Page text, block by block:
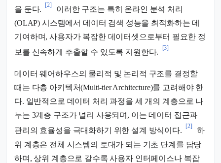
을 둔다.
[2]
이러한 구조는 특히 온라인 분석 처리
(OLAP) 시스템에서 데이터 검색 성능을 최적화하는 데
기여하며, 사용자가 복잡한 데이터셋으로부터 필요한 정
보를 신속하게 추출할 수 있도록 지원한다.
[3]
데이터 웨어하우스의 물리적 및 논리적 구조를 결정할
때는 다층 아키텍처(Multi-tier Architecture)를 고려해야 한
다. 일반적으로 데이터 처리 과정을 세 개의 계층으로 나
누는 3계층 구조가 널리 사용되며, 이는 데이터 접근과
관리의 효율성을 극대화하기 위한 설계 방식이다.
[2]
하
위 계층은 전체 시스템의 토대가 되는 기초 단계를 담당
하며, 상위 계층으로 갈수록 사용자 인터페이스나 복잡